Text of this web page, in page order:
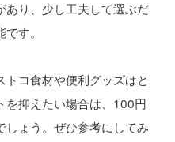
あり、少し工夫して選ぶだ
す。
コ食材や便利グッズはと
を抑えたい場合は、100円
しょう。ぜひ参考にしてみ